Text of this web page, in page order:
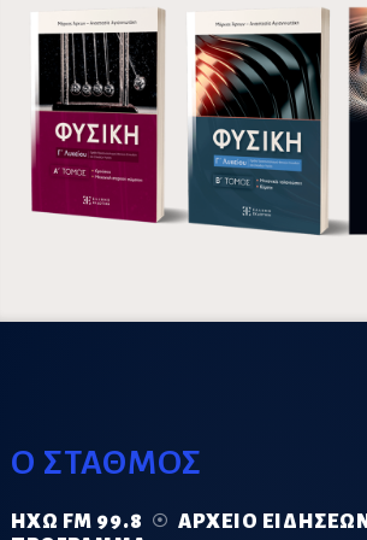
Ο ΣΤΑΘΜΟΣ
ΗΧΏ FM 99.8
ΑΡΧΕΊΟ ΕΙΔΉΣΕΩΝ